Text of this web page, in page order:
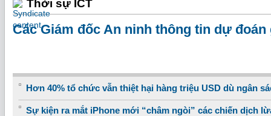
Thời sự ICT
Các Giám đốc An ninh thông tin dự đoán
Hơn 40% tổ chức vẫn thiệt hại hàng triệu USD dù ngân
Sự kiện ra mắt iPhone mới “châm ngòi” các chiến dịch